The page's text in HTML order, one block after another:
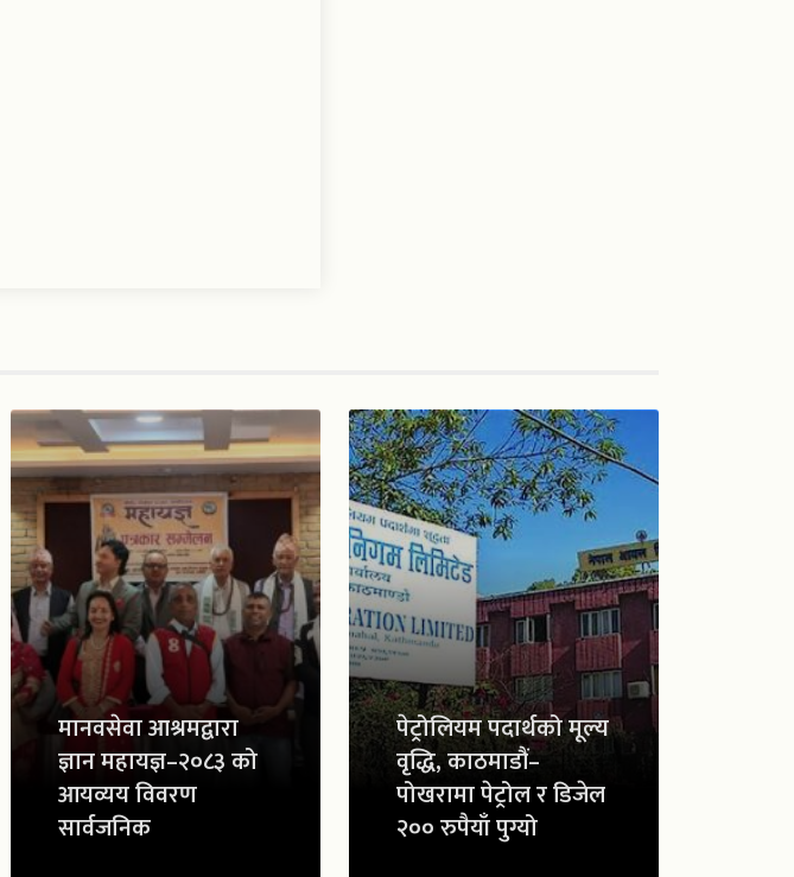
मानवसेवा आश्रमद्वारा
ज्ञान महायज्ञ–२०८३ को
आयव्यय विवरण
सार्वजनिक
पेट्रोलियम पदार्थको मूल्य
वृद्धि, काठमाडौं–
पोखरामा पेट्रोल र डिजेल
२०० रुपैयाँ पुग्यो